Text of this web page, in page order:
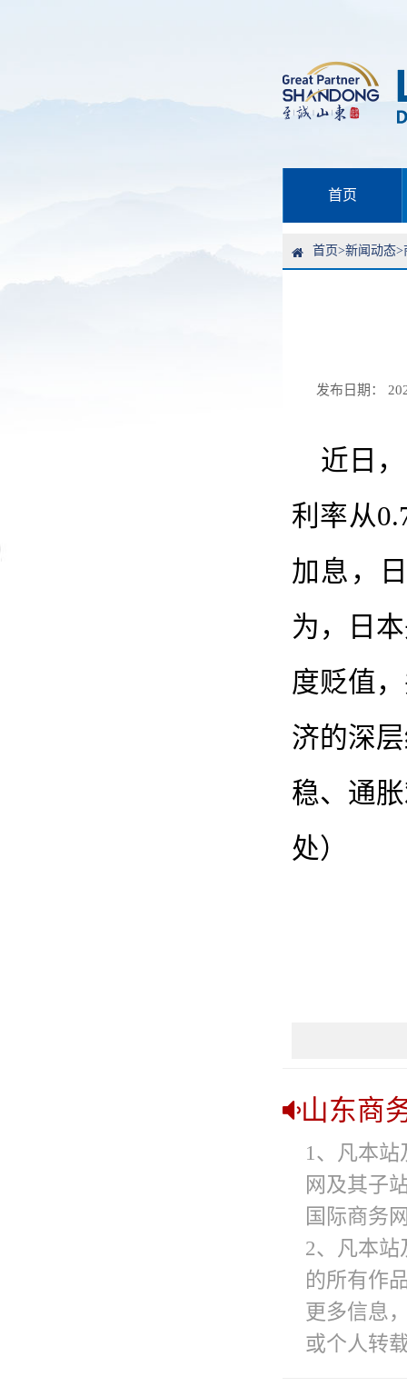
首页
首页>新闻动态>
发布日期：
近日
利率从
加息，
为，日
度贬值
济的深
稳、通
处）
山东商
1、凡本
网及其子
国际商务
2、凡本站
的所有作
更多信息
或个人转